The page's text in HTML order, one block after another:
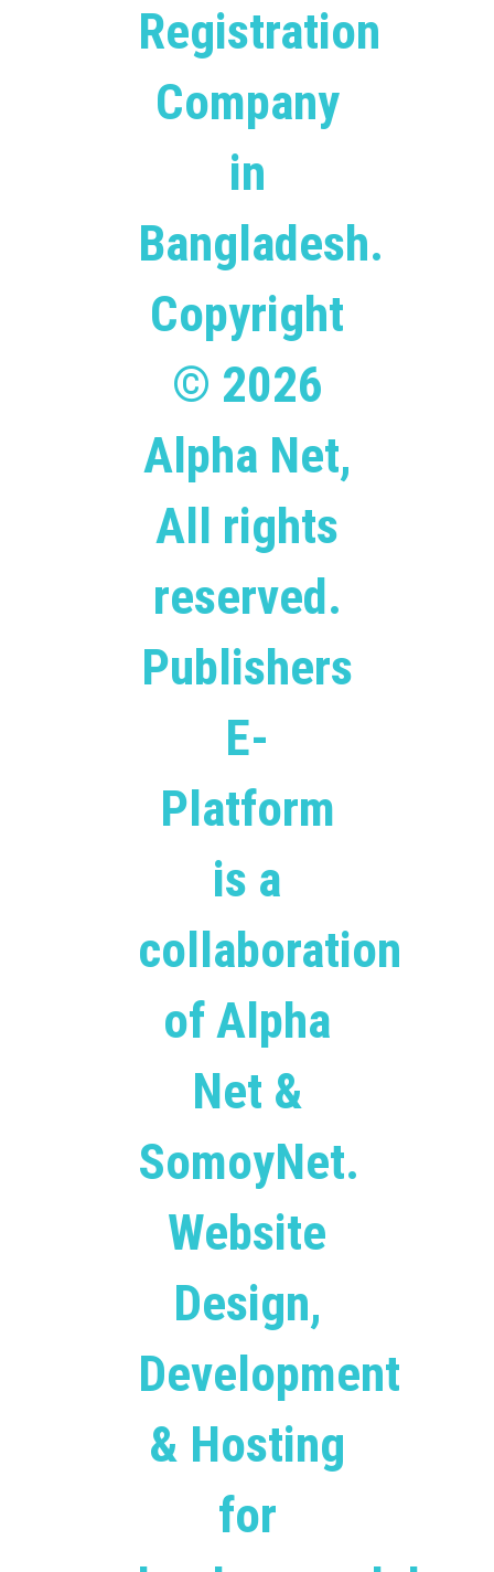
Registration
Company
in
Bangladesh.
Copyright
© 2026
Alpha Net,
All rights
reserved.
Publishers
E-
Platform
is a
collaboration
of Alpha
Net &
SomoyNet.
Website
Design,
Development
& Hosting
for